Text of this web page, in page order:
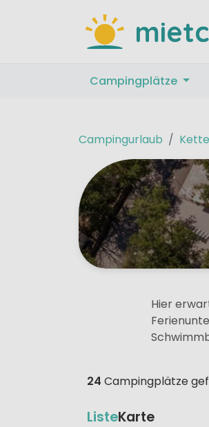
Campingplätze
Campingurlaub
Hier
24 Campingplätze
ListeKarte